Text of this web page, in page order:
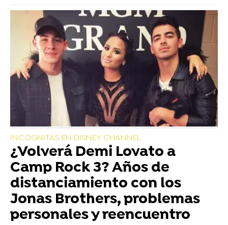
INCÓGNITAS EN DISNEY CHANNEL
¿Volverá Demi Lovato a
Camp Rock 3? Años de
distanciamiento con los
Jonas Brothers, problemas
personales y reencuentro